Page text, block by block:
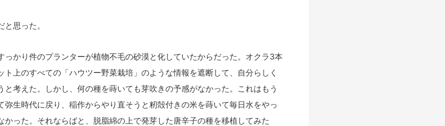
思った。
かり件のプランターが植物不毛の砂漠と化していたからだった。オクラ3本
ト上のすべての「ハウツー野菜栽培」のような情報を遮断して、自分らしく
と考えた。しかし、何の種を蒔いても芽吹きの予感がなかった。これはもう
弥生時代に戻り、稲作からやり直そうと籾殻付きの米を蒔いて毎日水をやっ
かった。それならばと、脱脂綿の上で発芽した唐辛子の種を移植してみた